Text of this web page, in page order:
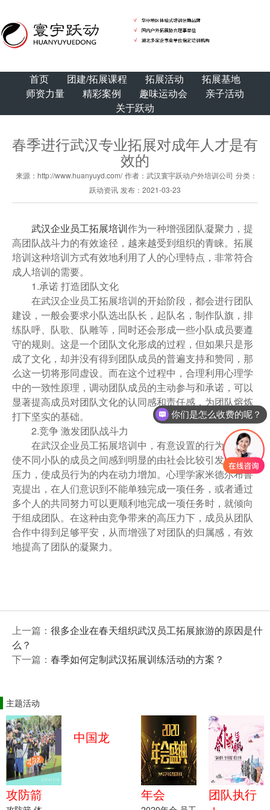
首页 团建/拓展课程 拓展活动
拓展基地
师资力量
精彩案例 趣味运动会
亲子活动
关于跃动
春季进行武汉专业拓展对成年人才是有
效的
来源：http://www.huanyuyd.com/ 作者：武汉寰宇跃动户外培训公司 分类：
跃动资讯 发布：2021-03-23
武汉企业员工拓展培训作为一种增强团队凝聚力，提
高团队战斗力的有效途径，越来越受到组织的青睐。拓展
培训这种培训方式有效地利用了人的心理特点，非常符合
成人培训的需要。
1.承诺 打造团队文化
在武汉企业员工拓展培训的开始阶段，都会进行团队
建设，一般会要求小队选出队长，起队名，制作队旗，排
练队呼、队歌、队雕等，同时还会形成一些小队成员要遵
守的规则。这是一个团队文化形成的过程，但如果只是形
成了文化，却并没有得到团队成员的普遍支持和赞同，那
么这一切将形同虚设。而在这个过程中，合理利用心理学
中的一致性原理，调动团队成员的主动参与和承诺，可以
显著提高成员对团队文化的认同感和责任感，为团队熔炼
打下坚实的基础。
2.竞争 激发团队战斗力
在武汉企业员工拓展培训中，有意设置的行为情境会
使不同小队的成员之间感到明显的由社会比较引发的竞争
压力，使成员行为的内在动力增加。心理学家米德尔布鲁
克提出，在人们意识到不能单独完成一项任务，或者通过
多个人的共同努力可以更顺利地完成一项任务时，就倾向
于组成团队。在这种由竞争带来的高压力下，成员从团队
合作中得到足够平安，从而增强了对团队的归属感，有效
地提高了团队的凝聚力。
上一篇： 很多企业在春天组织武汉员工拓展旅游的原因是什
么？
下一篇： 春季如何定制武汉拓展训练活动的方案？
主题活动
攻防箭
中国龙
年会
团队执行
你们是怎么收费的呢？